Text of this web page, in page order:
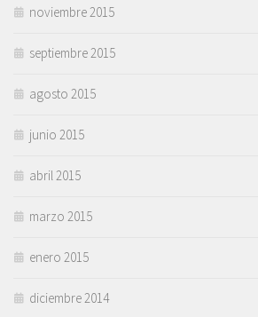
noviembre 2015
septiembre 2015
agosto 2015
junio 2015
abril 2015
marzo 2015
enero 2015
diciembre 2014